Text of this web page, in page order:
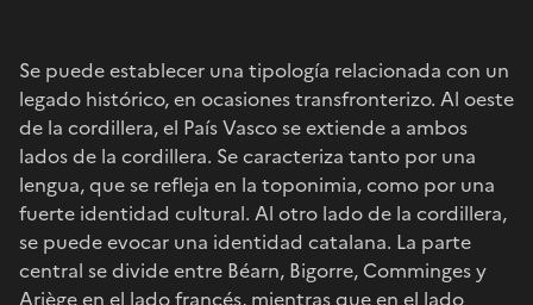
Se puede establecer una tipología relacionada con un
legado histórico, en ocasiones transfronterizo. Al oeste
de la cordillera, el País Vasco se extiende a ambos
lados de la cordillera. Se caracteriza tanto por una
lengua, que se refleja en la toponimia, como por una
fuerte identidad cultural. Al otro lado de la cordillera,
se puede evocar una identidad catalana. La parte
central se divide entre Béarn, Bigorre, Comminges y
Ariège en el lado francés, mientras que en el lado